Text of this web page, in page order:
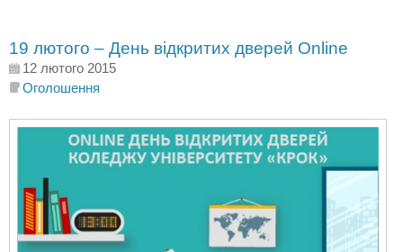
19 лютого – День відкритих дверей Online
12 лютого 2015
Оголошення